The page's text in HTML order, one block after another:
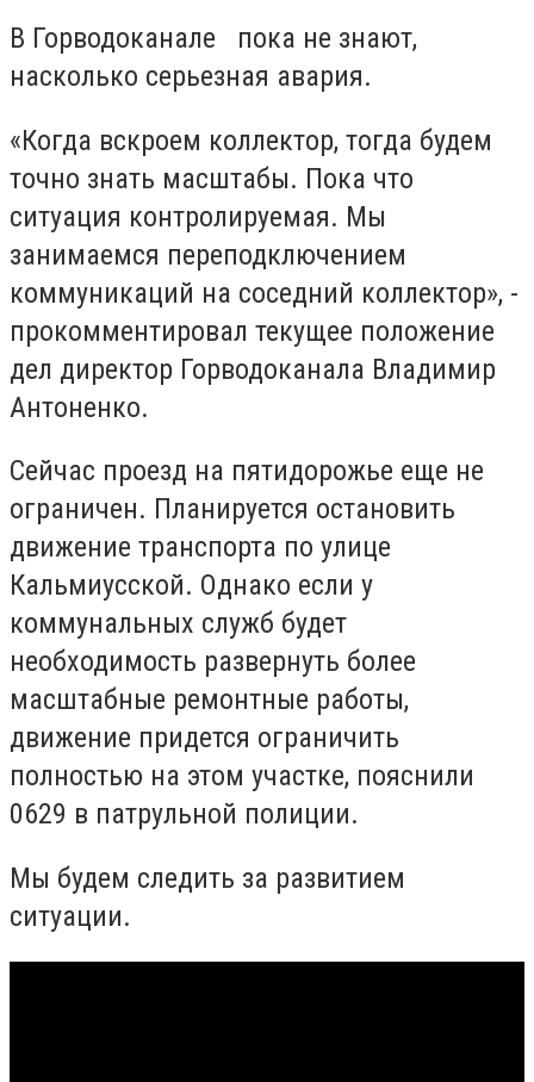
В Горводоканале пока не знают,
насколько серьезная авария.
«Когда вскроем коллектор, тогда будем
точно знать масштабы. Пока что
ситуация контролируемая. Мы
занимаемся переподключением
коммуникаций на соседний коллектор», -
прокомментировал текущее положение
дел директор Горводоканала Владимир
Антоненко.
Сейчас проезд на пятидорожье еще не
ограничен. Планируется остановить
движение транспорта по улице
Кальмиусской. Однако если у
коммунальных служб будет
необходимость развернуть более
масштабные ремонтные работы,
движение придется ограничить
полностью на этом участке, пояснили
0629 в патрульной полиции.
Мы будем следить за развитием
ситуации.